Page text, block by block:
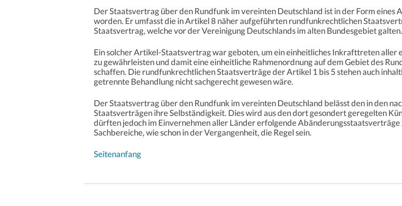
Der Staatsvertrag über den Rundfunk im vereinten Deutschland ist in der Form eines
worden. Er umfasst die in Artikel 8 näher aufgeführten rundfunkrechtlichen
Staatsvertrag, welche vor der Vereinigung Deutschlands im alten Bundesgebiet galten.
Ein solcher Artikel-Staatsvertrag war geboten, um ein einheitliches Inkrafttreten aller
zu gewährleisten und damit eine einheitliche Rahmenordnung auf dem Gebiet des
schaffen. Die rundfunkrechtlichen Staatsverträge der Artikel 1 bis 5 stehen auch
getrennte Behandlung nicht sachgerecht gewesen wäre.
Der Staatsvertrag über den Rundfunk im vereinten Deutschland belässt den in den
Staatsverträgen ihre Selbständigkeit. Dies wird aus den dort gesondert geregelten
dürften jedoch im Einvernehmen aller Länder erfolgende
Sachbereiche, wie schon in der Vergangenheit, die Regel sein.
Seitenanfang